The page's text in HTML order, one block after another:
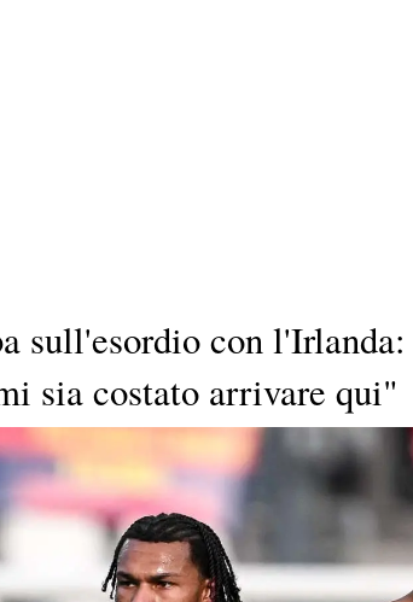
sull'esordio con
sia costato arrivare qui"